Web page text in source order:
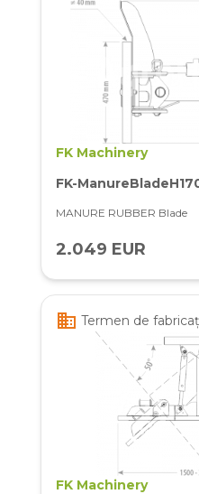
FK Machinery
FK-
MANURE RUBBER Blade
2.049 EUR
business Termen de
FK Machinery